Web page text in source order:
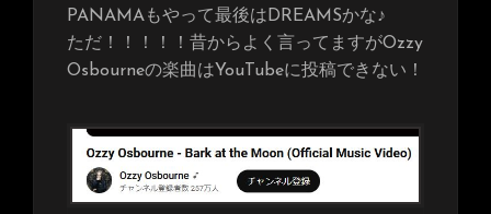
PANAMAもやって最後はDREAMSかな♪
ただ！！！！！昔からよく言ってますがOzzy
Osbourneの楽曲はYouTubeに投稿できない！